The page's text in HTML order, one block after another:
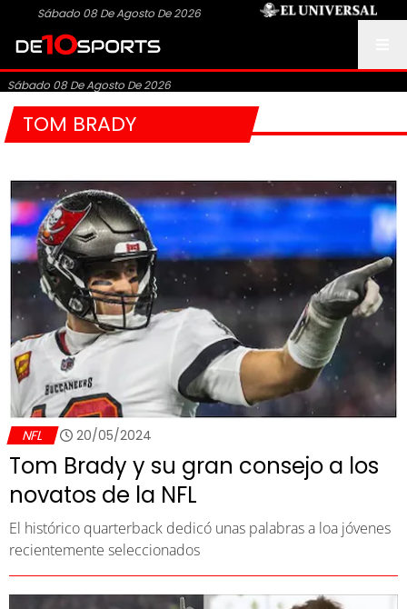
Sábado 08 De Agosto De 2026
Sábado 08 De Agosto De 2026
TOM BRADY
NFL 20/05/2024
Tom Brady y su gran consejo a los
novatos de la NFL
El histórico quarterback dedicó unas palabras a loa jóvenes
recientemente seleccionados